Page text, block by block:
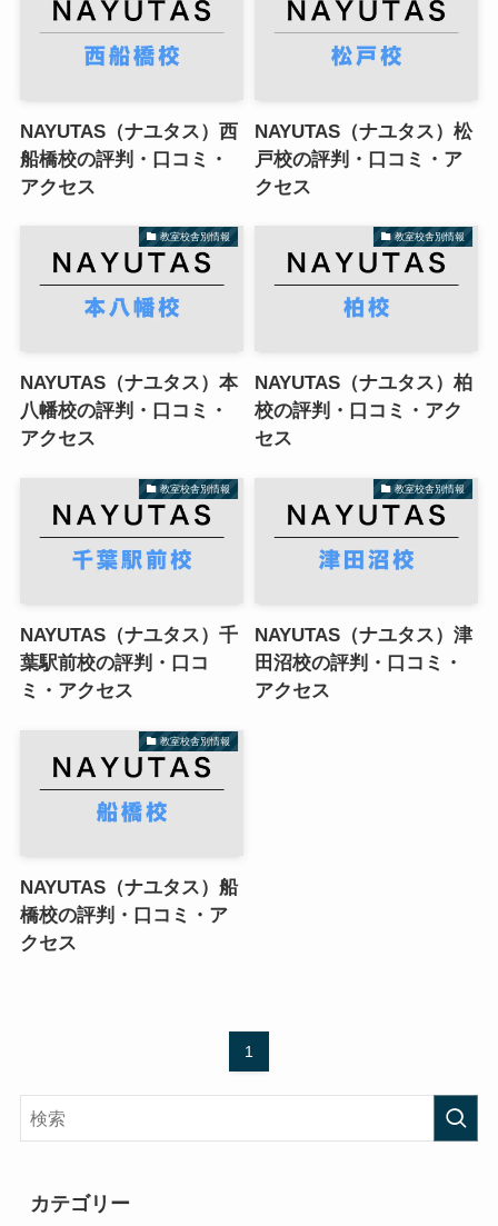
NAYUTAS（ナユタス）西
船橋校の評判・口コミ・
アクセス
NAYUTAS（ナユタス）松
戸校の評判・口コミ・ア
クセス
教室校舎別情報
NAYUTAS（ナユタス）本
八幡校の評判・口コミ・
アクセス
教室校舎別情報
NAYUTAS（ナユタス）柏
校の評判・口コミ・アク
セス
教室校舎別情報
NAYUTAS（ナユタス）千
葉駅前校の評判・口コ
ミ・アクセス
教室校舎別情報
NAYUTAS（ナユタス）津
田沼校の評判・口コミ・
アクセス
教室校舎別情報
NAYUTAS（ナユタス）船
橋校の評判・口コミ・ア
クセス
1
カテゴリー